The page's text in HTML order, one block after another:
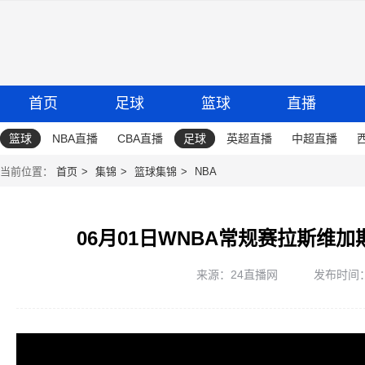
首页 足球 篮球 直播
篮球 NBA直播 CBA直播 足球 英超直播 中超直播
当前位置： 首页 集锦 篮球集锦 NBA
06月01日WNBA常规赛拉斯维加
来源：24直播网 发布时间